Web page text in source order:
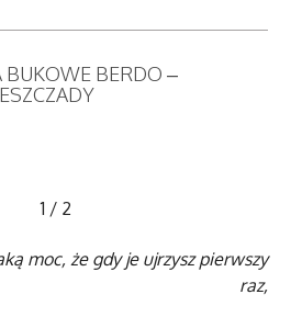
BERDO –
1 / 2
moc, że gdy je ujrzysz pierwszy
raz,